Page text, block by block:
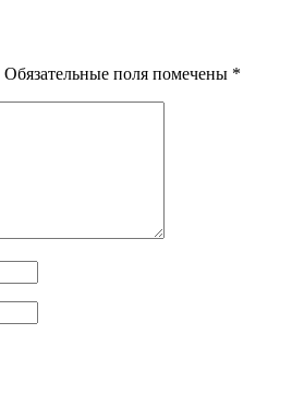
Обязательные поля помечены *